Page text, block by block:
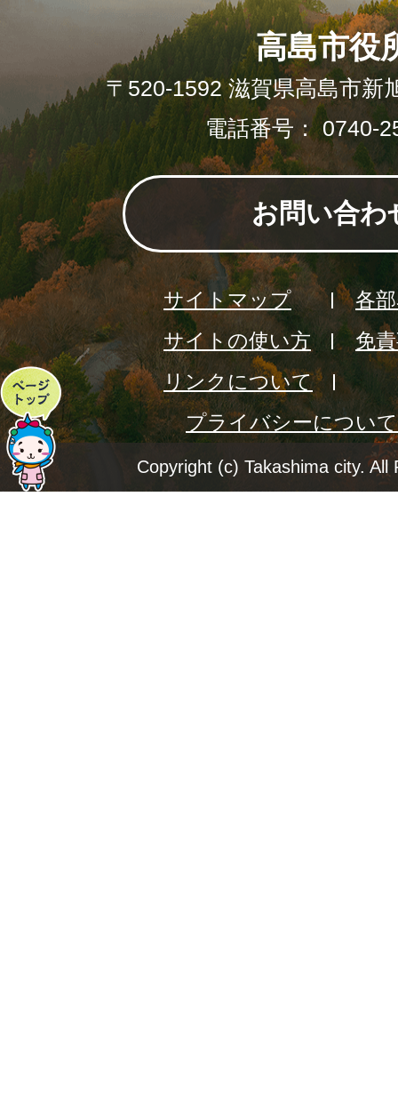
ペ
ー
ジ
高島市役
〒520-1592 滋賀県高島市新
電話番号： 0740-
お問い合わ
サイトマップ
各
サイトの使い方
免
リンクについて
プライバシーについて
Copyright (c) Takashima city. All